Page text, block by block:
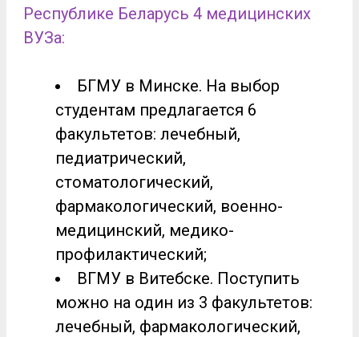
Республике Беларусь 4 медицинских
ВУЗа:
БГМУ в Минске. На выбор
студентам предлагается 6
факультетов: лечебный,
педиатрический,
стоматологический,
фармакологический, военно-
медицинский, медико-
профилактический;
ВГМУ в Витебске. Поступить
можно на один из 3 факультетов:
лечебный, фармакологический,